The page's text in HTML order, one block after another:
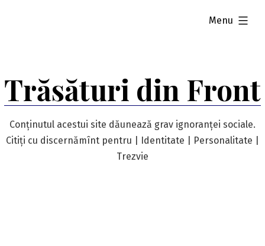
Trăsături din Front
Conținutul acestui site dăunează grav ignoranței sociale.
Citiți cu discernămînt pentru | Identitate | Personalitate |
Trezvie
Menu
expanded